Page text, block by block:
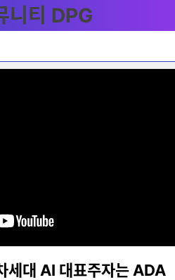
세대 AI 대표주자는 ADA